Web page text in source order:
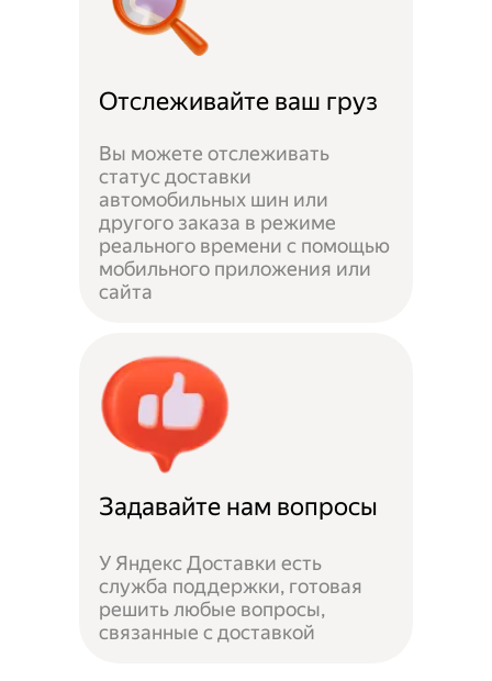
Отслеживайте ваш груз
Вы можете отслеживать
статус доставки
автомобильных шин или
другого заказа в режиме
реального времени с помощью
мобильного приложения или
сайта
Задавайте нам вопросы
У Яндекс Доставки есть
служба поддержки, готовая
решить любые вопросы,
связанные с доставкой